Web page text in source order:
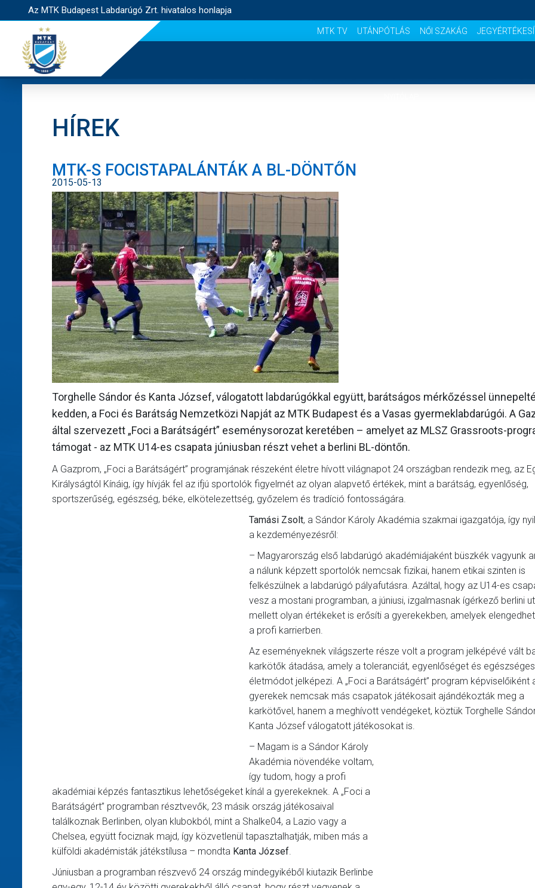
Az MTK Budapest Labdarúgó Zrt. hivatalos honlapja
MTK TV UTÁNPÓTLÁS NŐI SZAKÁG
HÍREK
MTK-S FOCISTAPALÁNTÁK A BL-DÖNTŐN
2015-05-13
Torghelle Sándor és Kanta József, válogatott labdarúgókkal együtt, barátságos mérkőzéssel
kedden, a Foci és Barátság Nemzetközi Napját az MTK Budapest és a Vasas gyermeklabdarúgói. A
által szervezett „Foci a Barátságért” eseménysorozat keretében – amelyet az MLSZ Grassroots-
támogat - az MTK U14-es csapata júniusban részt vehet a berlini BL-döntőn.
A Gazprom, „Foci a Barátságért” programjának részeként életre hívott világnapot 24 országban rendezik meg, az
Királyságtól Kínáig, így hívják fel az ifjú sportolók figyelmét az olyan alapvető értékek, mint a barátság, egyenlőség,
sportszerűség, egészség, béke, elkötelezettség, győzelem és tradíció fontosságára.
Tamási Zsolt, a Sándor Károly Akadémia szakmai igazgatója, így
a kezdeményezésről:
– Magyarország első labdarúgó akadémiájaként büszkék vagyunk
a nálunk képzett sportolók nemcsak fizikai, hanem etikai szinten is
felkészülnek a labdarúgó pályafutásra. Azáltal, hogy az U14-es
vesz a mostani programban, a júniusi, izgalmasnak ígérkező berlini
mellett olyan értékeket is erősíti a gyerekekben, amelyek
a profi karrierben.
Az eseményeknek világszerte része volt a program jelképévé vált
karkötők átadása, amely a toleranciát, egyenlőséget és egészséges
életmódot jelképezi. A „Foci a Barátságért” program képviselőiként
gyerekek nemcsak más csapatok játékosait ajándékozták meg a
karkötővel, hanem a meghívott vendégeket, köztük Torghelle
Kanta József válogatott játékosokat is.
– Magam is a Sándor Károly
Akadémia növendéke voltam,
így tudom, hogy a profi
akadémiai képzés fantasztikus lehetőségeket kínál a gyerekeknek. A „Foci a
Barátságért” programban résztvevők, 23 másik ország játékosaival
találkoznak Berlinben, olyan klubokból, mint a Shalke04, a Lazio vagy a
Chelsea, együtt fociznak majd, így közvetlenül tapasztalhatják, miben más a
külföldi akadémisták játékstílusa – mondta Kanta József.
Júniusban a programban részvevő 24 ország mindegyikéből kiutazik Berlinbe